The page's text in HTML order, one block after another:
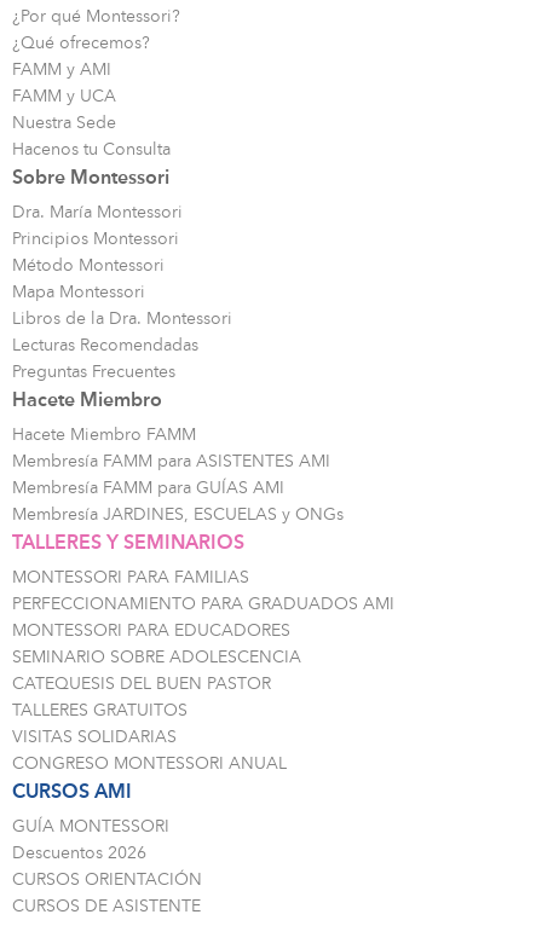
¿Por qué Montessori?
¿Qué ofrecemos?
FAMM y AMI
FAMM y UCA
Nuestra Sede
Hacenos tu Consulta
Sobre Montessori
Dra. María Montessori
Principios Montessori
Método Montessori
Mapa Montessori
Libros de la Dra. Montessori
Lecturas Recomendadas
Preguntas Frecuentes
Hacete Miembro
Hacete Miembro FAMM
Membresía FAMM para ASISTENTES AMI
Membresía FAMM para GUÍAS AMI
Membresía JARDINES, ESCUELAS y ONGs
TALLERES Y SEMINARIOS
MONTESSORI PARA FAMILIAS
PERFECCIONAMIENTO PARA GRADUADOS AMI
MONTESSORI PARA EDUCADORES
SEMINARIO SOBRE ADOLESCENCIA
CATEQUESIS DEL BUEN PASTOR
TALLERES GRATUITOS
VISITAS SOLIDARIAS
CONGRESO MONTESSORI ANUAL
CURSOS AMI
GUÍA MONTESSORI
Descuentos 2026
CURSOS ORIENTACIÓN
CURSOS DE ASISTENTE